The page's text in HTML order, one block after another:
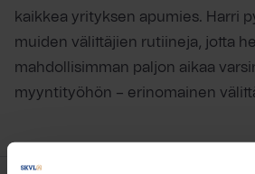
kaikkea yrityksen apumies. Harri
muiden välittäjien rutiineja, jotta
mahdollisimman paljon aikaa
myyntityöhön – erinomainen